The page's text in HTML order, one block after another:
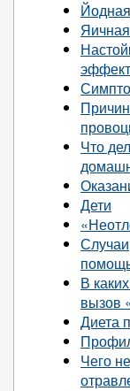
эффект
Что
Дети
В
вызов
Диета
Чего